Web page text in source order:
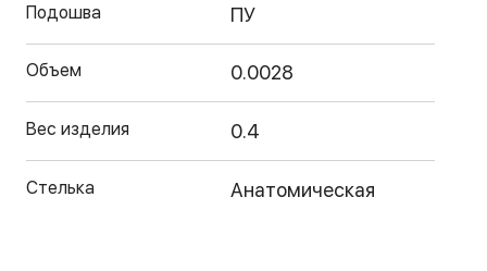
Подошва ПУ
Объем 0.0028
Вес изделия 0.4
Стелька Анатомическая